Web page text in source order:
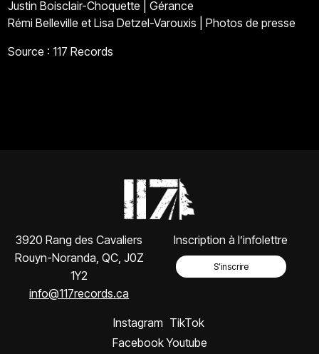
Justin Boisclair-Choquette | Gérance
Rémi Belleville et Lisa Detzel-Varouxis | Photos de presse
Source : 117 Records
3920 Rang des Cavaliers
Rouyn-Noranda, QC, J0Z
1Y2
info@117records.ca
Inscription à l’infolettre
S’inscrire
Instagram
Facebook
TikTok
Youtube